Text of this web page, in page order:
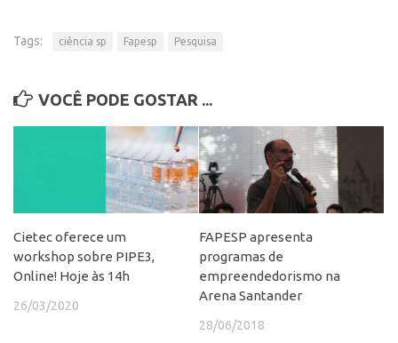
Comunicação
Agenda AUSPIN
Fala Inovação
Premiações
Edição 2025
Edição 2021
Tags: ciência sp Fapesp Pesquisa
VOCÊ PODE GOSTAR ...
Cietec oferece um
workshop sobre PIPE3,
Online! Hoje às 14h
26/03/2020
FAPESP apresenta
programas de
empreendedorismo na
Arena Santander
28/06/2018